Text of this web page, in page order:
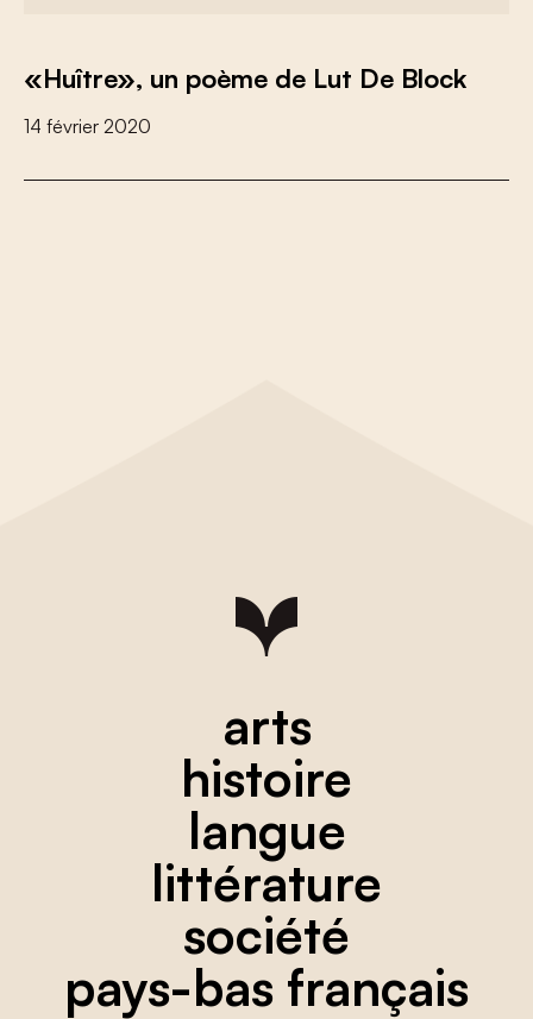
«Huître», un poème de Lut De Block
14 février 2020
arts
histoire
langue
littérature
société
pays-bas français